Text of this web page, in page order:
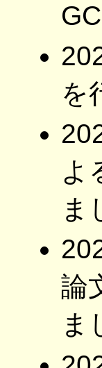
を
よ
ま
論
ま